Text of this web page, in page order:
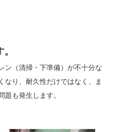
ン（清掃・下準備）が不十分な
なり、耐久性だけではなく、ま
題も発生します。